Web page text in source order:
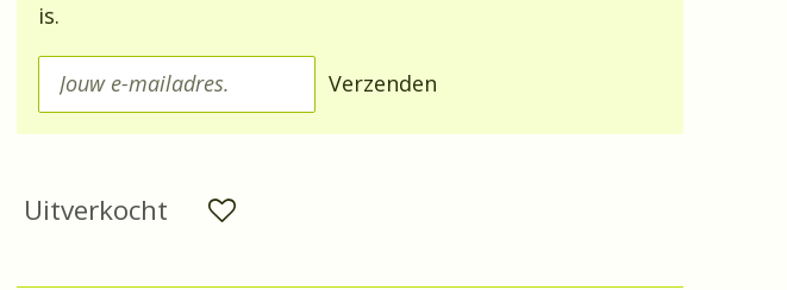
is.
Verzenden
Uitverkocht